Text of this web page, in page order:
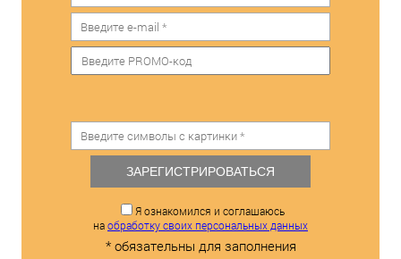
ЗАРЕГИСТРИРОВАТЬСЯ
Я ознакомился и соглашаюсь
наобработку своих персональных данных
* обязательны для заполнения